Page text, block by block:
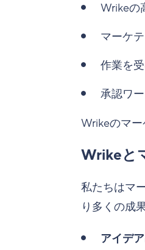
Wrikeの
マーケ
作業を
承認ワ
Wrikeのマ
Wrikeと
私たちはマ
り多くの成
アイデ